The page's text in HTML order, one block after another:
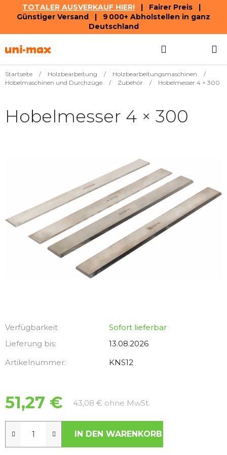
TOTALER AUSVERKAUF HIER! | Fairer Preis |
Günstiger Versand | 9 000+ Abholstellen in ganz
Deutschland
Inhalt
Startseite / Holzbearbeitung / Holzbearbeitungsmaschinen
/
Hobelmaschinen und Durchzüge
/ Zubehör / Hobelmesser 4 × 300
Verfügbarkeit
Sofort lieferbar
Lieferung bis:
13.08.2026
Artikelnummer:
KNS12
51,27 € 43,08 € ohne MwSt.
IN DEN WARENKORB
Hobelmesser 4 × 300